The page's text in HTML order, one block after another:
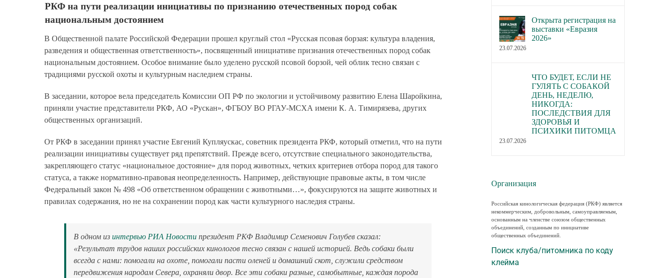
РКФ на пути реализации инициативы по признанию отечественных пород собак
национальным достоянием
В Общественной палате Российской Федерации прошел круглый стол «Русская псовая борзая: культура владения,
разведения и общественная ответственность», посвященный инициативе признания отечественных пород собак
национальным достоянием. Особое внимание было уделено русской псовой борзой, чей облик тесно связан с
традициями русской охоты и культурным наследием страны.
В заседании, которое вела председатель Комиссии ОП РФ по экологии и устойчивому развитию Елена Шаройкина,
приняли участие представители РКФ, АО «Рускан», ФГБОУ ВО РГАУ-МСХА имени К. А. Тимирязева, других
общественных организаций.
От РКФ в заседании принял участие Евгений Купляускас, советник президента РКФ, который отметил, что на пути
реализации инициативы существует ряд препятствий. Прежде всего, отсутствие специального законодательства,
закрепляющего статус «национальное достояние» для пород животных, четких критериев отбора пород для такого
статуса, а также нормативно-правовая неопределенность. Например, действующие правовые акты, в том числе
Федеральный закон № 498 «Об ответственном обращении с животными…», фокусируются на защите животных и
правилах содержания, но не на сохранении пород как части культурного наследия страны.
В одном изинтервью РИА Новости президент РКФ Владимир Семенович Голубев сказал:
«Результат трудов наших российских кинологов тесно связан с нашей историей. Ведь собаки были
всегда с нами: помогали на охоте, помогали пасти оленей и домашний скот, служили средством
передвижения народам Севера, охраняли двор. Все эти собаки разные, самобытные, каждая порода
Открыта регистрация на
выставки «Евразия
2026»
23.07.2026
ЧТО БУДЕТ, ЕСЛИ НЕ
ГУЛЯТЬ С СОБАКОЙ
ДЕНЬ, НЕДЕЛЮ,
НИКОГДА:
ПОСЛЕДСТВИЯ ДЛЯ
ЗДОРОВЬЯ И
ПСИХИКИ ПИТОМЦА
23.07.2026
Организация
Российская кинологическая федерация (РКФ) является
некоммерческим, добровольным, самоуправляемым,
основанным на членстве союзом общественных
объединений, созданным по инициативе
общественных объединений.
Поиск клуба/питомника по коду
клейма